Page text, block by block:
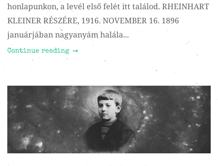
honlapunkon, a levél első felét itt találod. RHEINHART
KLEINER RÉSZÉRE, 1916. NOVEMBER 16. 1896
januárjában nagyanyám halála...
Continue reading